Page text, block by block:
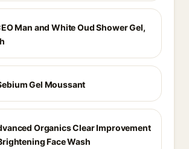
Man and White Oud Shower Gel,
Gel Moussant
Organics Clear Improvement
Face Wash